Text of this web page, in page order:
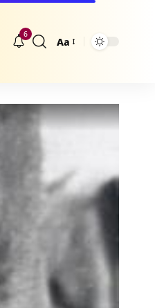
6
Größenänderung
Aa